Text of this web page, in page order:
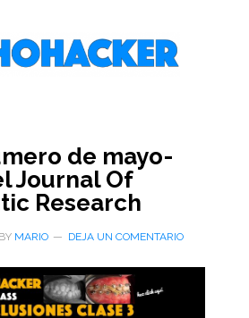
de mayo-
Journal Of
Research
MARIO DEJA UN COMENTARIO